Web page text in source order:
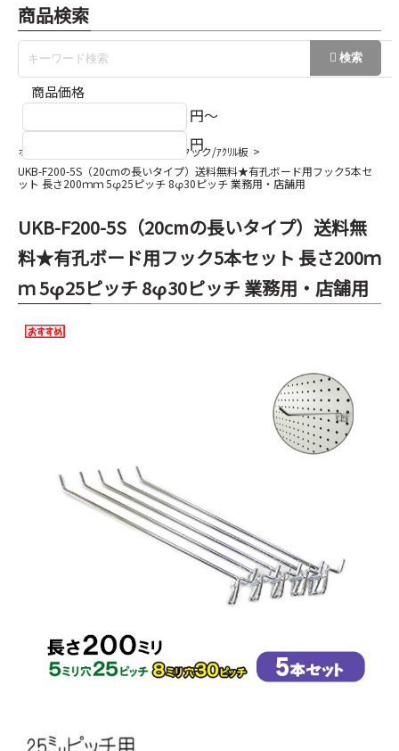
商品検索
商品価格
円～
円
ホーム
有孔ﾎﾞｰﾄﾞフック/ｱｸﾘﾙ板
UKB-F200-5S（20cmの長いタイプ）送料無料★有孔ボード用フック5本セ
ット 長さ200ｍｍ 5φ25ピッチ 8φ30ピッチ 業務用・店舗用
UKB-F200-5S（20cmの長いタイプ）送料無
料★有孔ボード用フック5本セット 長さ200ｍ
ｍ 5φ25ピッチ 8φ30ピッチ 業務用・店舗用